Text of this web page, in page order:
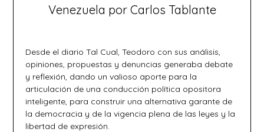
Venezuela por Carlos Tablante
Desde el diario Tal Cual, Teodoro con sus análisis,
opiniones, propuestas y denuncias generaba debate
y reflexión, dando un valioso aporte para la
articulación de una conducción política opositora
inteligente, para construir una alternativa garante de
la democracia y de la vigencia plena de las leyes y la
libertad de expresión.